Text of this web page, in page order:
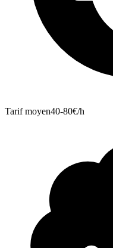
Tarif moyen40-80€/h